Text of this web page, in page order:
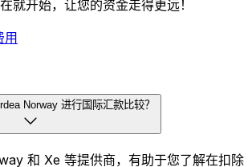
就开始，让您的资金走得更远！
Norway 进行国际汇款比较？
和 Xe 等提供商，有助于您了解在扣除